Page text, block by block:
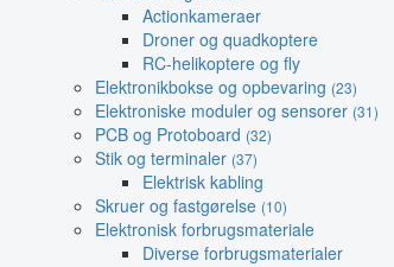
Actionkameraer
Droner og quadkoptere
RC-helikoptere og fly
Elektronikbokse og opbevaring (23)
Elektroniske moduler og sensorer (31)
PCB og Protoboard (32)
Stik og terminaler (37)
Elektrisk kabling
Skruer og fastgørelse (10)
Elektronisk forbrugsmateriale
Diverse forbrugsmaterialer